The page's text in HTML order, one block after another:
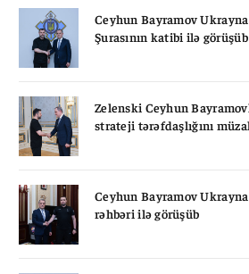
Ceyhun Bayramov
Şurasının katibi ilə görüşüb
Zelenski Ceyhun
strateji tərəfdaşlığını
Ceyhun Bayramov
rəhbəri ilə görüşüb